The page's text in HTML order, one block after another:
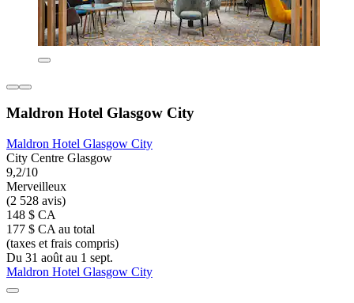
Maldron Hotel Glasgow City
Maldron Hotel Glasgow City
City Centre Glasgow
9,2/10
Merveilleux
(2 528 avis)
148 $ CA
177 $ CA au total
(taxes et frais compris)
Du 31 août au 1 sept.
Maldron Hotel Glasgow City